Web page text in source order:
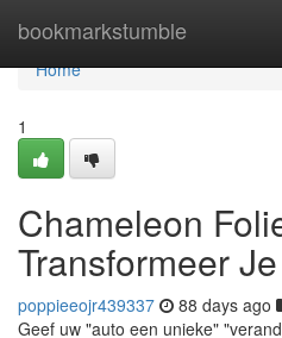
bookmarkstumble
Home
Home
1
Chameleon
Transformeer
poppieeojr439337 88 days ago
Geef uw "auto een unieke"